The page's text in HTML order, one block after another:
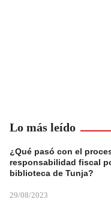
Lo más leído
¿Qué pasó con el
responsabilidad fiscal
biblioteca de Tunja?
29/08/2023